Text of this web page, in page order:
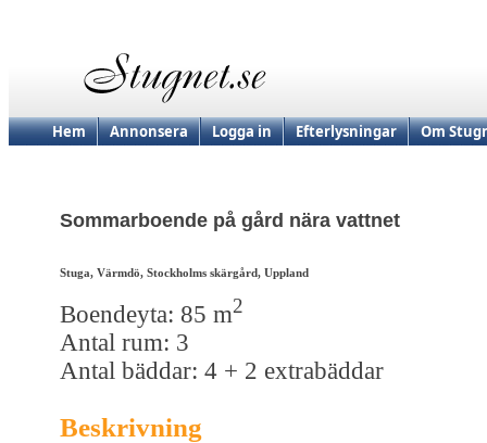
Hem Annonsera Logga in Efterlysningar Om
Sommarboende på gård nära vattnet
Stuga, Värmdö, Stockholms skärgård, Uppland
Boendeyta: 85 m2
Antal rum: 3
Antal bäddar: 4 + 2 extrabäddar
Beskrivning